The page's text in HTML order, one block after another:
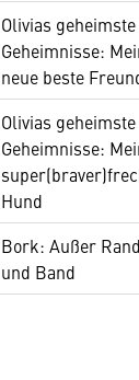
Olivias geheimste
Geheimnisse:
neue beste
Olivias geheimste
Geheimnisse:
Hund
Bork: Außer Rand
und Band